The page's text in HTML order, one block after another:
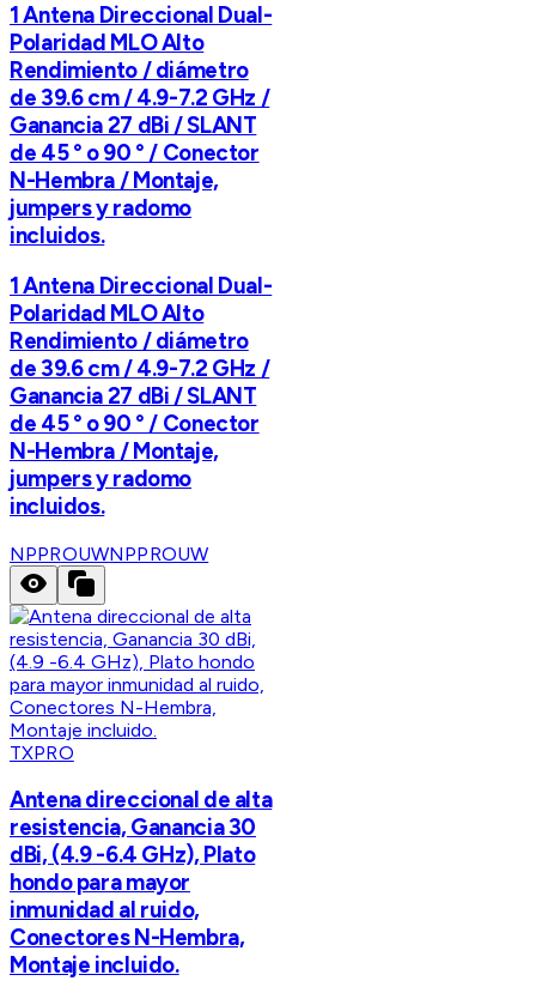
1 Antena Direccional Dual-
Polaridad MLO Alto
Rendimiento / diámetro
de 39.6 cm / 4.9-7.2 GHz /
Ganancia 27 dBi / SLANT
de 45 ° o 90 ° / Conector
N-Hembra / Montaje,
jumpers y radomo
incluidos.
1 Antena Direccional Dual-
Polaridad MLO Alto
Rendimiento / diámetro
de 39.6 cm / 4.9-7.2 GHz /
Ganancia 27 dBi / SLANT
de 45 ° o 90 ° / Conector
N-Hembra / Montaje,
jumpers y radomo
incluidos.
NPPROUWNPPROUW
TXPRO
Antena direccional de alta
resistencia, Ganancia 30
dBi, (4.9 -6.4 GHz), Plato
hondo para mayor
inmunidad al ruido,
Conectores N-Hembra,
Montaje incluido.